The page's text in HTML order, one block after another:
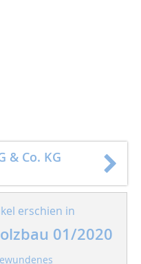
& Co. KG
erschien in
01/2020